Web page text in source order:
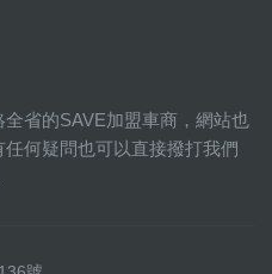
省的SAVE加盟車商，網站也
何疑問也可以直接撥打我們